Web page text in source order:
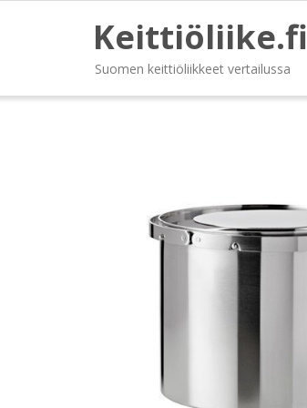
Keittiöliike.fi
Suomen keittiöliikkeet vertailussa